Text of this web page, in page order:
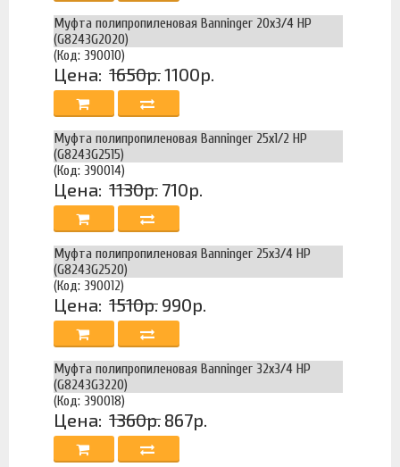
Муфта полипропиленовая Banninger 20х3/4 НР
(G8243G2020)
(Код: 390010)
Цена: 1650р.1100р.
Муфта полипропиленовая Banninger 25х1/2 НР
(G8243G2515)
(Код: 390014)
Цена: 1130р. 710р.
Муфта полипропиленовая Banninger 25х3/4 НР
(G8243G2520)
(Код: 390012)
Цена: 1510р. 990р.
Муфта полипропиленовая Banninger 32х3/4 НР
(G8243G3220)
(Код: 390018)
Цена: 1360р. 867р.